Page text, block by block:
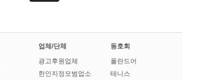
업체/단체
광고후원업체
한인지정모범업소
동호회
폴란드어
테니스